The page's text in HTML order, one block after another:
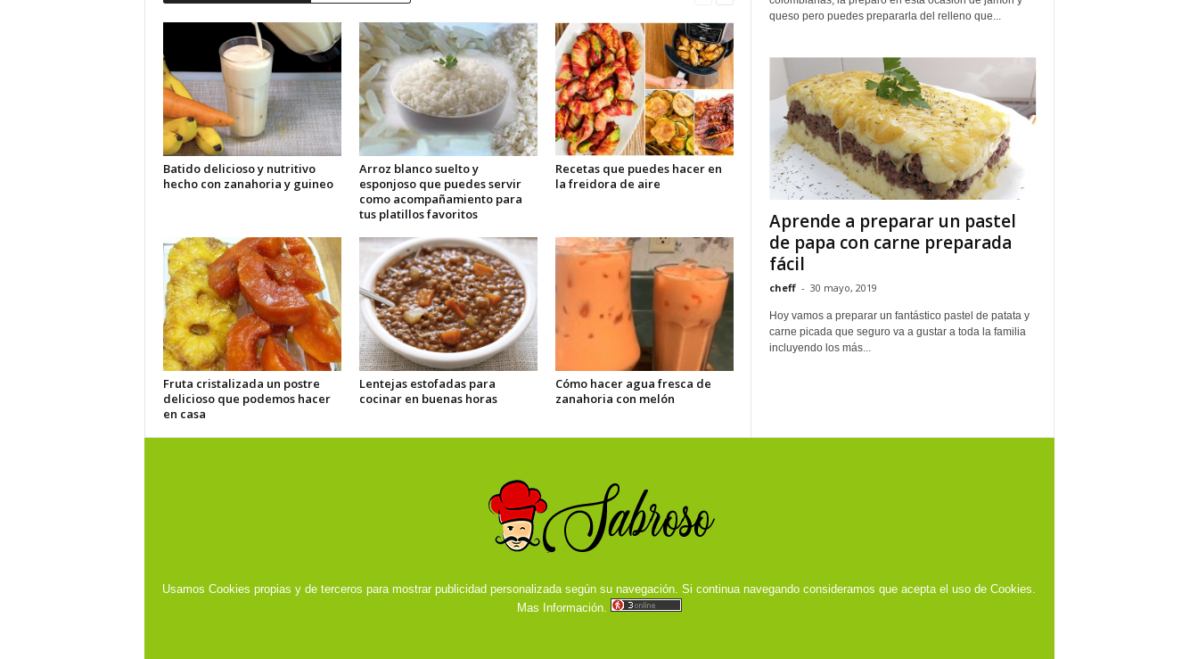
Batido delicioso y nutritivo
hecho con zanahoria y guineo
Arroz blanco suelto y
esponjoso que puedes servir
como acompañamiento para
tus platillos favoritos
Recetas que puedes hacer en
la freidora de aire
Fruta cristalizada un postre
delicioso que podemos hacer
en casa
Lentejas estofadas para
cocinar en buenas horas
Cómo hacer agua fresca de
zanahoria con melón
queso pero puedes prepararla del relleno que...
Aprende a preparar un pastel
de papa con carne preparada
fácil
cheff - 30 mayo, 2019
Hoy vamos a preparar un fantástico pastel de patata y
carne picada que seguro va a gustar a toda la familia
incluyendo los más...
Usamos Cookies propias y de terceros para mostrar publicidad personalizada según su navegación. Si continua navegando consideramos que acepta el uso de Cookies.
Mas Información.